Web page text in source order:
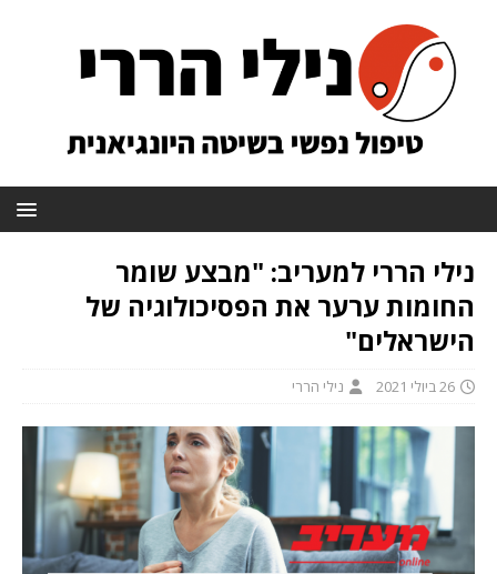
נילי הררי למעריב: "מבצע שומר
החומות ערער את הפסיכולוגיה של
הישראלים"
26 ביולי 2021 נילי הררי